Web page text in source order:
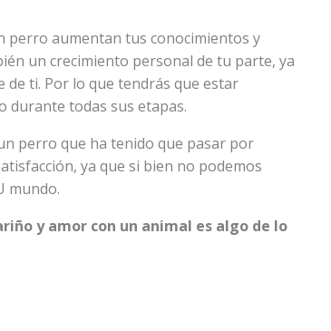
perro aumentan tus conocimientos y
un crecimiento personal de tu parte, ya
ti. Por lo que tendrás que estar
durante todas sus etapas.
perro que ha tenido que pasar por
ya que si bien no podemos
mundo.
y amor con un animal es algo de lo